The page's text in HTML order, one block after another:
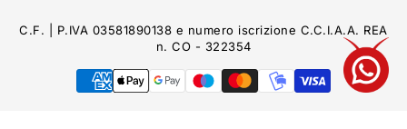
C.F. | P.IVA 03581890138 e numero iscrizione C.C.I.A.A. REA
n. CO - 322354
Modalità